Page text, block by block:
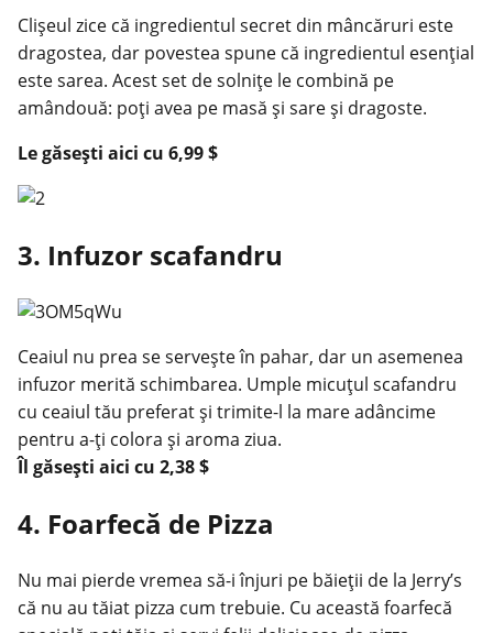
Clișeul zice că ingredientul secret din mâncăruri este
dragostea, dar povestea spune că ingredientul esențial
este sarea. Acest set de solnițe le combină pe
amândouă: poți avea pe masă și sare și dragoste.
Le găsești aici cu 6,99 $
3. Infuzor scafandru
Ceaiul nu prea se servește în pahar, dar un asemenea
infuzor merită schimbarea. Umple micuțul scafandru
cu ceaiul tău preferat și trimite-l la mare adâncime
pentru a-ți colora și aroma ziua.
Îl găsești aici cu 2,38 $
4. Foarfecă de Pizza
Nu mai pierde vremea să-i înjuri pe băieții de la Jerry’s
că nu au tăiat pizza cum trebuie. Cu această foarfecă